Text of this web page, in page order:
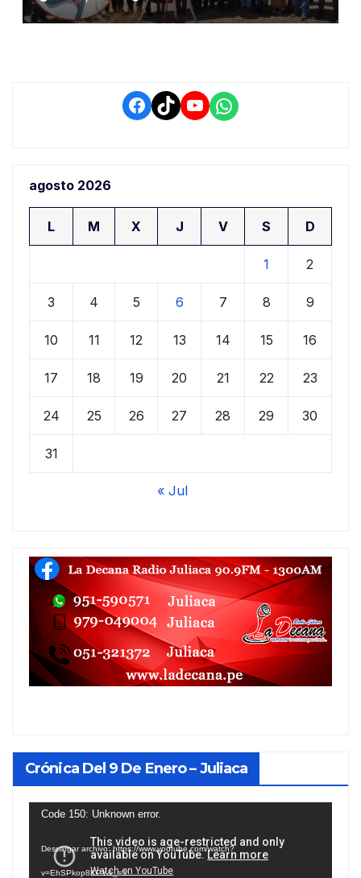
demora que pone en riesgo a
conductores
Facebook
TikTokYouTube
WhatsApp
agosto 2026
L M X J V S D
1 2
3 4 5 6 7 8 9
10 11 12 13 14 15 16
17 18 19 20 21 22 23
24 25 26 27 28 29 30
31
« Jul
Crónica Del 9 De Enero – Juliaca
Reproductor
vídeo
Code 150: Unknown error.
Descargar archivo: https://www.youtube.com/watch?
v=EhSPkop8KPY&_=1